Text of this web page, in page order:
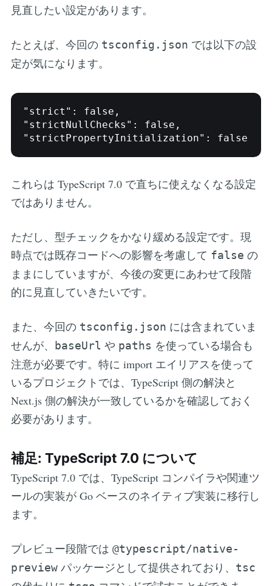
見直したい設定があります。
たとえば、今回の tsconfig.json では以下の設
定が気になります。
"strict": false,
"strictNullChecks": false,
"strictPropertyInitialization": false
これらは TypeScript 7.0 で直ちに使えなくなる設定
ではありません。
ただし、型チェックをかなり緩める設定です。現
時点では既存コードへの影響を考慮して false の
ままにしていますが、今後の変更にあわせて段階
的に見直していきたいです。
また、今回の tsconfig.json には含まれていま
せんが、
baseUrl や paths を使っている場合も
注意が必要です。特に import エイリアスを使って
いるプロジェクトでは、TypeScript 側の解決と
Next.js 側の解決が一致しているかを確認しておく
必要があります。
補足: TypeScript 7.0 について
TypeScript 7.0 では、TypeScript コンパイラや関連ツ
ールの実装が Go ベースのネイティブ実装に移行し
ます。
プレビュー段階では @typescript/native-
previewパッケージとして提供されており、 tsc